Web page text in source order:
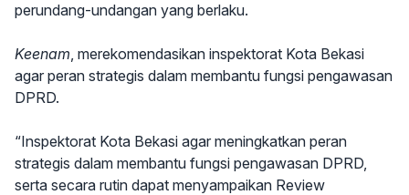
perundang-undangan yang berlaku.
Keenam, merekomendasikan inspektorat Kota Bekasi
agar peran strategis dalam membantu fungsi pengawasan
DPRD.
“Inspektorat Kota Bekasi agar meningkatkan peran
strategis dalam membantu fungsi pengawasan DPRD,
serta secara rutin dapat menyampaikan Review